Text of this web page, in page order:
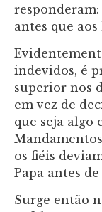
responderam:
antes que aos
indevidos, é
superior nos
em vez de
que seja algo
os fiéis
Papa antes
Surge então